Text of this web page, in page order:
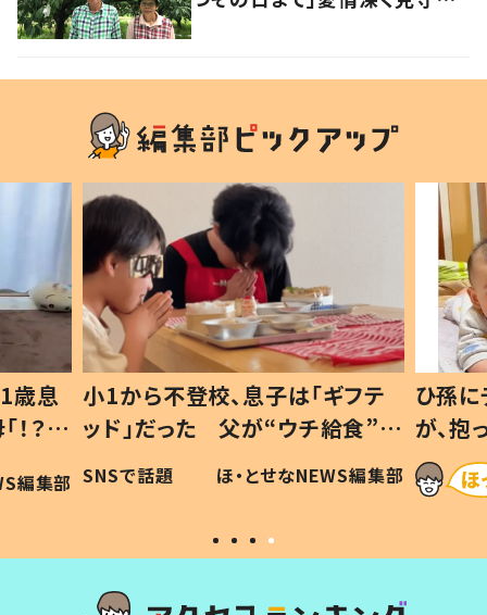
フテ
給食”を
編集部
ひ孫にデレデレな80歳じいじ
が、抱っこすると…ひ孫の反応に
「涙が出ました」「可愛くて仕方な
い」
ほ・とせなNEWS編集部